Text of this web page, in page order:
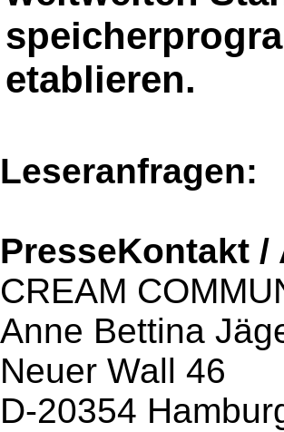
etablieren.
Leseranfragen:
PresseKontakt /
CREAM
Anne Bettina
Neuer Wall 46
D-20354